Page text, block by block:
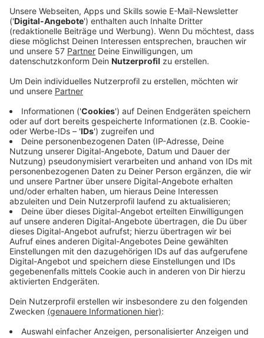
Anzeige
Konzerte könnten demnächst aussehen, als ob sie auf
hat einen Anzug entworfen, der uns vor dem
Coronavirus schützen soll. Der sogenannte
"Micrashell"-Schutzanzug soll lautWebsideeinen
Helm mit eingebautem Filtersystem und eine Reihe
von LED-Beleuchtungen haben. Außerdem soll es
möglich sein, Druckbehälter in den Anzug zu bauen,
damit man während den Anzug trägt sogar etwas
trinken kann. Was auf den ersten Blick nach einer
coolen Idee aussieht, könnte aber spätestens an den
Kosten scheitern. Wer kauft sich schon neben dem
teuren Konzertticket noch einen Anzug, der
mindestens das gleiche kostet?
Anzeige